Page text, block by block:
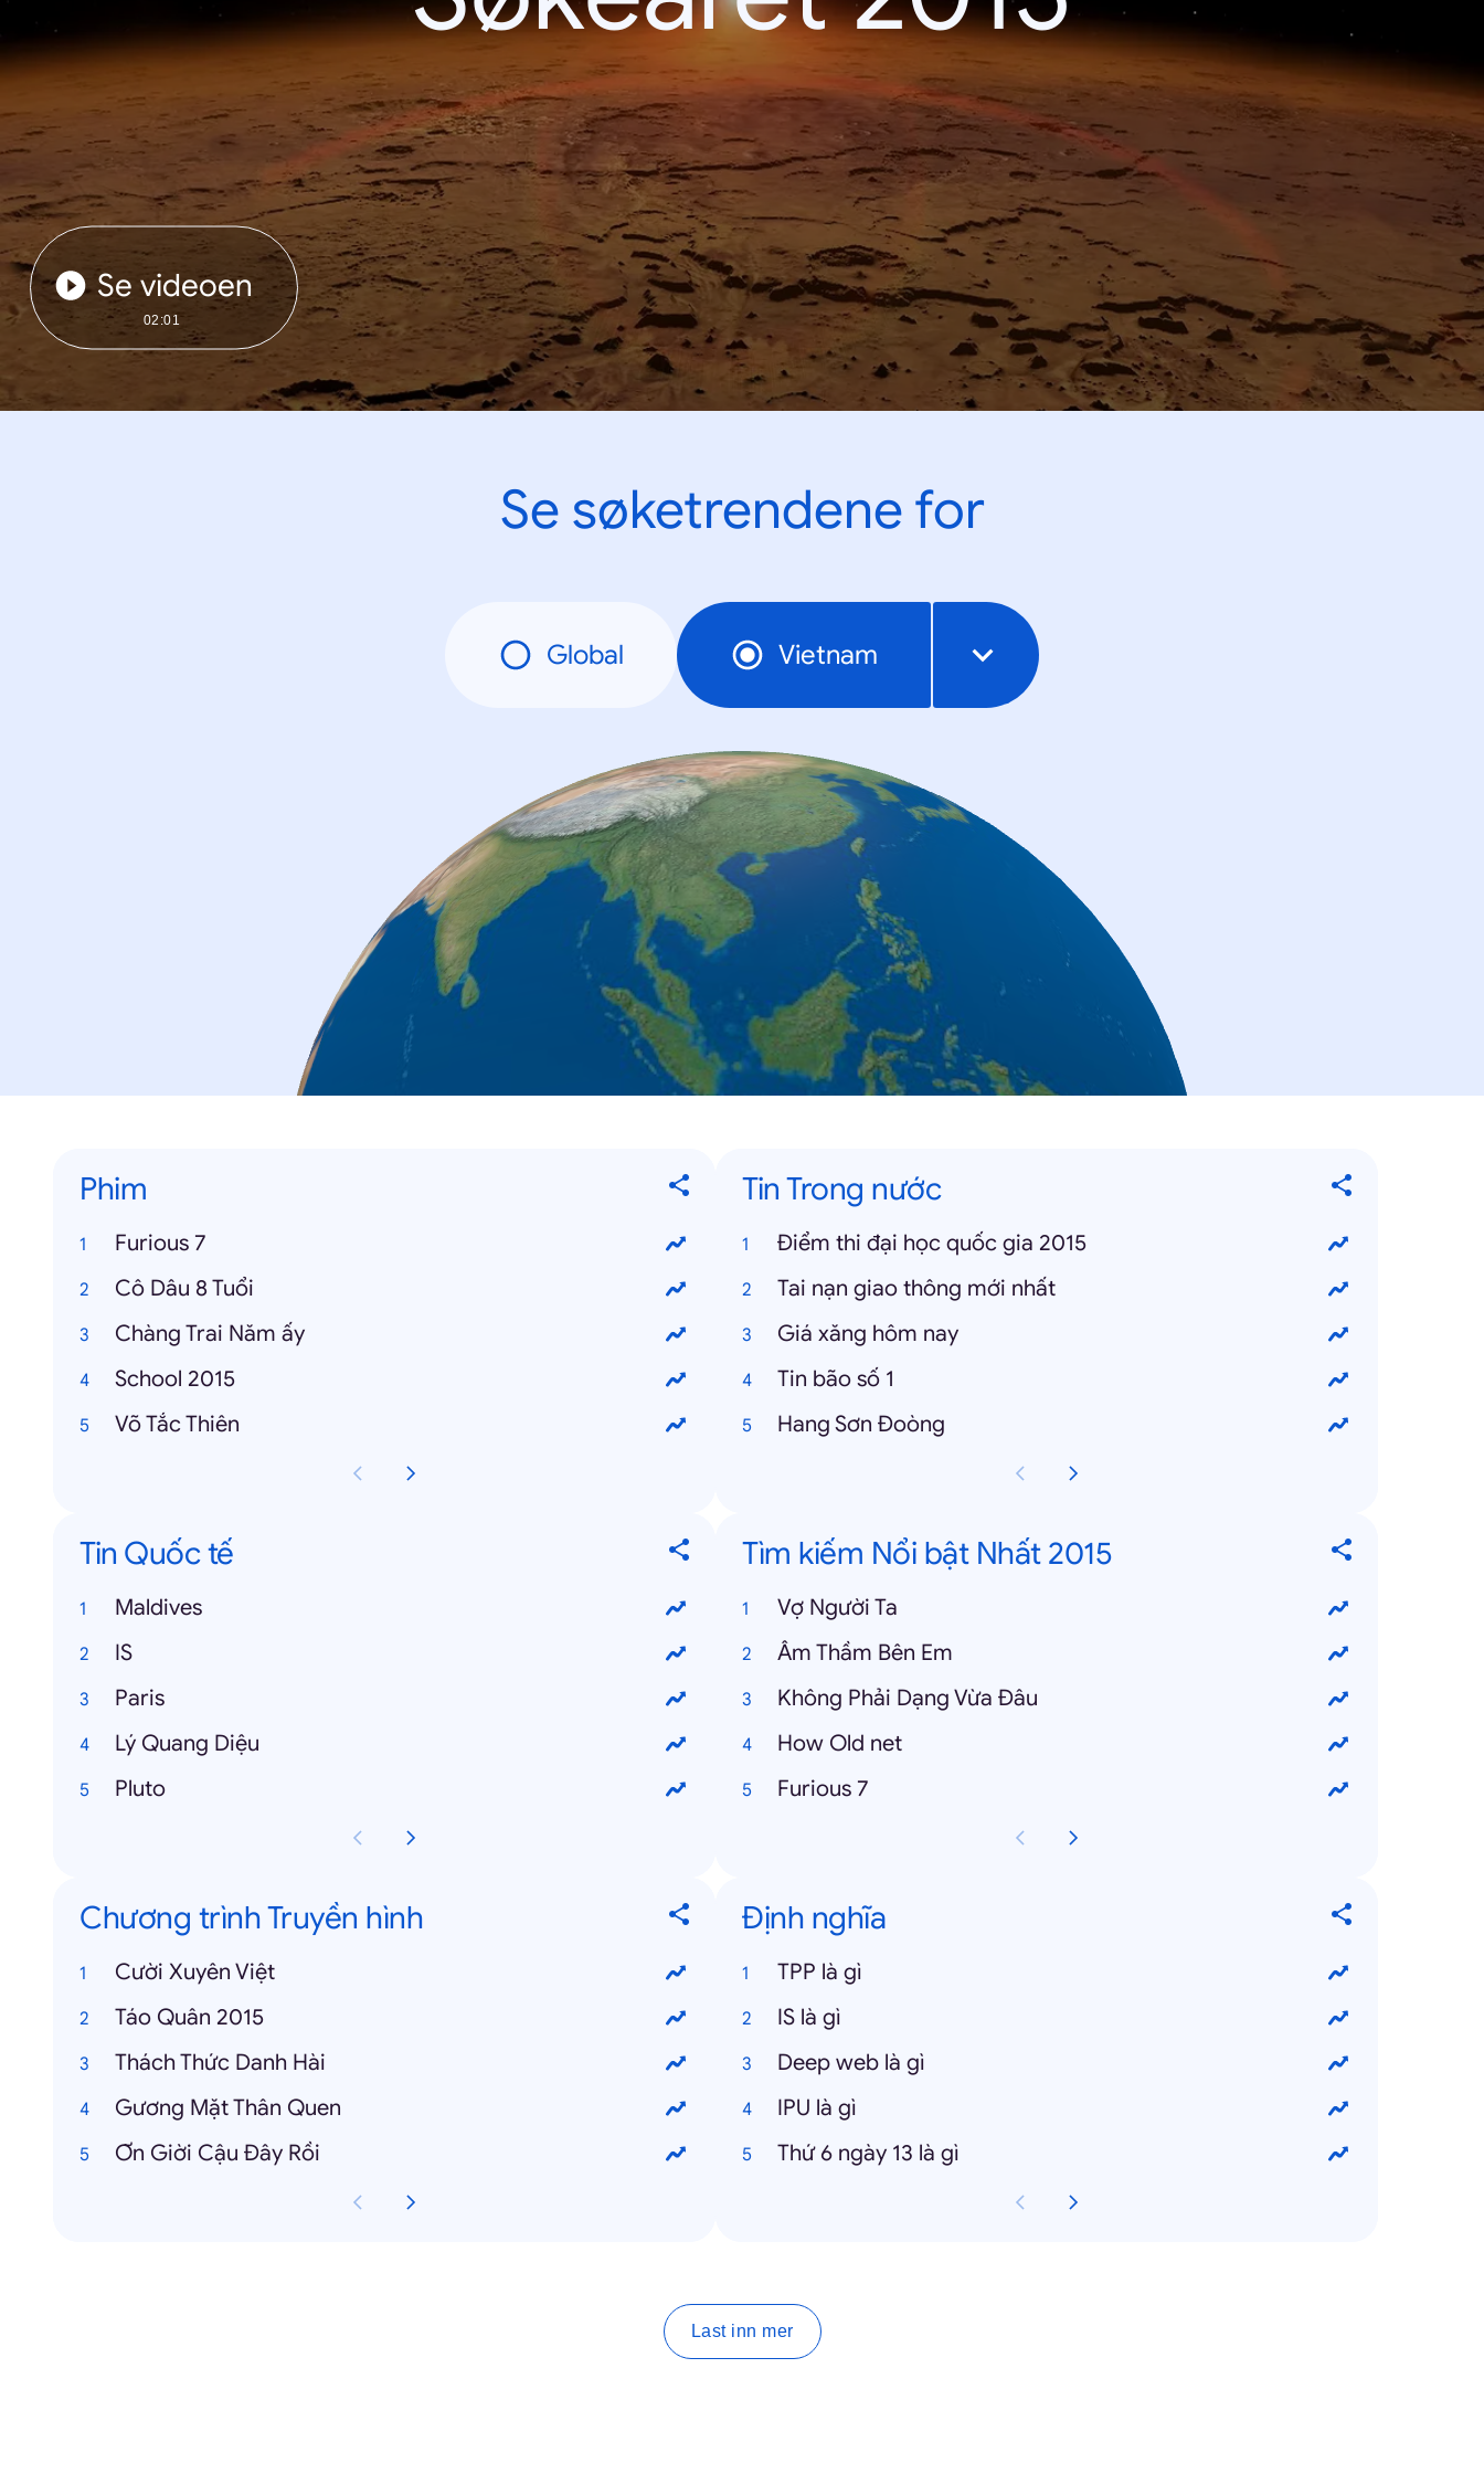
Se videoen
02:01
Se søketrendene for
Global Vietnam
Phim
Furious 7
Cô Dâu 8 Tuổi
Chàng Trai Năm ấy
School 2015
Võ Tắc Thiên
Tin Trong nước
Điểm thi đại học quốc gia 2015
Tai nạn giao thông mới nhất
Giá xăng hôm nay
Tin bão số 1
Hang Sơn Đoòng
Tin Quốc tế
Maldives
IS
Paris
Lý Quang Diệu
Pluto
Tìm kiếm Nổi bật Nhất 2015
Vợ Người Ta
Âm Thầm Bên Em
Không Phải Dạng Vừa Đâu
How Old net
Furious 7
Chương trình Truyền hình
Cười Xuyên Việt
Táo Quân 2015
Thách Thức Danh Hài
Gương Mặt Thân Quen
Ơn Giời Cậu Đây Rồi
Định nghĩa
TPP là gì
IS là gì
Deep web là gì
IPU là gì
Thứ 6 ngày 13 là gì
Last inn mer